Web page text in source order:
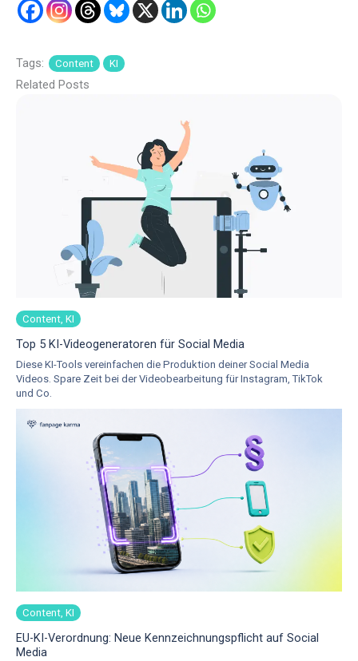
Tags: Content KI
Related Posts
Content, KI
Top 5 KI-Videogeneratoren für Social Media
Diese KI-Tools vereinfachen die Produktion deiner Social Media
Videos. Spare Zeit bei der Videobearbeitung für Instagram, TikTok
und Co.
Content, KI
EU-KI-Verordnung: Neue Kennzeichnungspflicht auf Social
Media